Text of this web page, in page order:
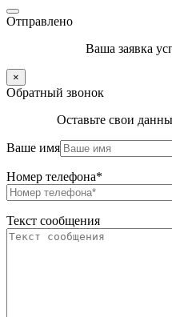
Отправлено
Ваша заявка
×
Обратный звонок
Оставьте свои
Ваше имя
Номер телефона*
Текст сообщения